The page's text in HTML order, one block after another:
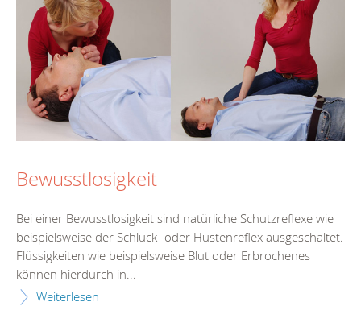
Bewusstlosigkeit
Bei einer Bewusstlosigkeit sind natürliche Schutzreflexe wie
beispielsweise der Schluck- oder Hustenreflex ausgeschaltet.
Flüssigkeiten wie beispielsweise Blut oder Erbrochenes
können hierdurch in...
Weiterlesen